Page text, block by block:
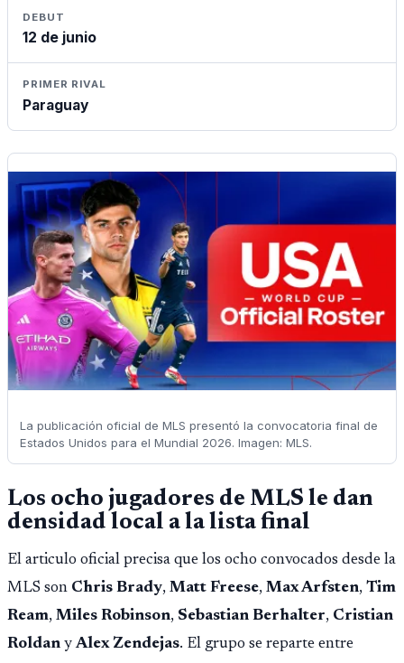
DEBUT
12 de junio
PRIMER RIVAL
Paraguay
La publicación oficial de MLS presentó la convocatoria final de
Estados Unidos para el Mundial 2026. Imagen: MLS.
Los ocho jugadores de MLS le dan
densidad local a la lista final
El articulo oficial precisa que los ocho convocados desde la
MLS son Chris Brady, Matt Freese, Max Arfsten, Tim
Ream, Miles Robinson, Sebastian Berhalter, Cristian
Roldan yAlex Zendejas. El grupo se reparte entre